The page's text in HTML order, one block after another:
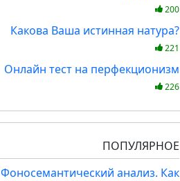
200
Какова Ваша истинная натура?
221
Онлайн тест на перфекционизм
226
ПОПУЛЯРНОЕ
Фоносемантический анализ. Как